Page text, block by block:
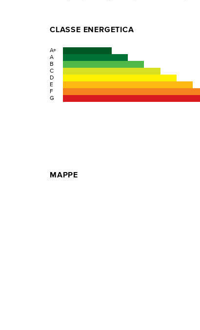
CLASSE ENERGETICA
A+
A
B
C
D
E
F
G
MAPPE